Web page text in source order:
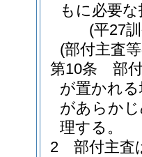
もに必要
(平27
(部付主査
第10条
部
が置かれ
があらか
理する。
2
部付主査